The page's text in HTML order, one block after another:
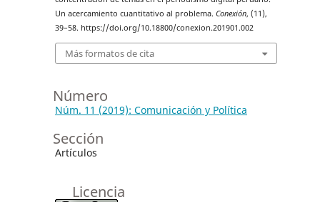
Un acercamiento cuantitativo al problema. Conexión, (11),
39–58. https://doi.org/10.18800/conexion.201901.002
Más formatos de cita
Número
Núm. 11 (2019): Comunicación y Política
Sección
Artículos
Licencia